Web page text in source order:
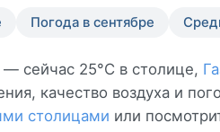
Погода в сентябре
сейчас 25°C в столице,
качество воздуха и
столицами или